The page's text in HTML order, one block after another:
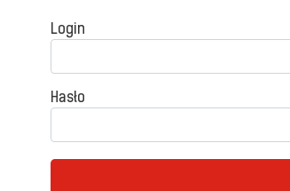
Login
Hasło